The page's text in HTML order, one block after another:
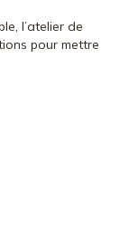
l’atelier de
pour mettre